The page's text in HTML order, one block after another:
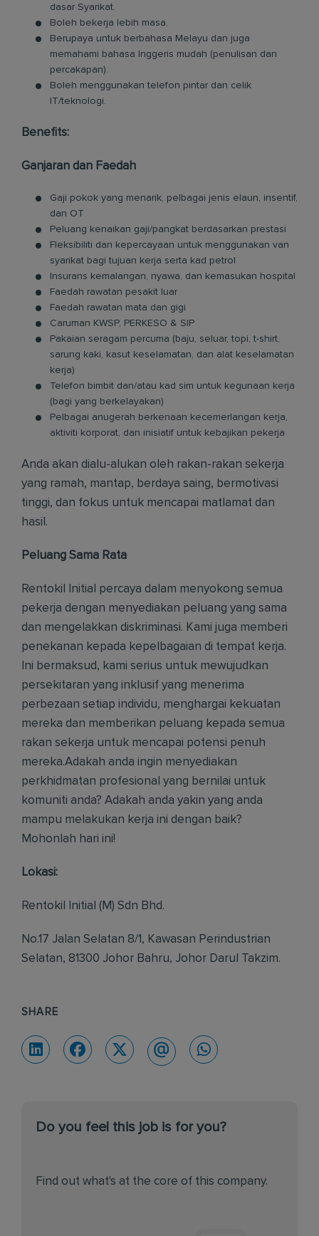
dasar Syarikat.
Boleh bekerja lebih masa.
Berupaya untuk berbahasa Melayu dan juga
memahami bahasa Inggeris mudah (penulisan dan
percakapan).
Boleh menggunakan telefon pintar dan celik
IT/teknologi.
Benefits:
Ganjaran dan Faedah
Gaji pokok yang menarik, pelbagai jenis elaun, insentif,
dan OT
Peluang kenaikan gaji/pangkat berdasarkan prestasi
Fleksibiliti dan kepercayaan untuk menggunakan van
syarikat bagi tujuan kerja serta kad petrol
Insurans kemalangan, nyawa, dan kemasukan hospital
Faedah rawatan pesakit luar
Faedah rawatan mata dan gigi
Caruman KWSP, PERKESO & SIP
Pakaian seragam percuma (baju, seluar, topi, t-shirt,
sarung kaki, kasut keselamatan, dan alat keselamatan
kerja)
Telefon bimbit dan/atau kad sim untuk kegunaan kerja
(bagi yang berkelayakan)
Pelbagai anugerah berkenaan kecemerlangan kerja,
aktiviti korporat, dan inisiatif untuk kebajikan pekerja
Anda akan dialu-alukan oleh rakan-rakan sekerja
yang ramah, mantap, berdaya saing, bermotivasi
tinggi, dan fokus untuk mencapai matlamat dan
hasil.
Peluang Sama Rata
Rentokil Initial percaya dalam menyokong semua
pekerja dengan menyediakan peluang yang sama
dan mengelakkan diskriminasi. Kami juga memberi
penekanan kepada kepelbagaian di tempat kerja.
Ini bermaksud, kami serius untuk mewujudkan
persekitaran yang inklusif yang menerima
perbezaan setiap individu, menghargai kekuatan
mereka dan memberikan peluang kepada semua
rakan sekerja untuk mencapai potensi penuh
mereka.Adakah anda ingin menyediakan
perkhidmatan profesional yang bernilai untuk
komuniti anda? Adakah anda yakin yang anda
mampu melakukan kerja ini dengan baik?
Mohonlah hari ini!
Lokasi:
Rentokil Initial (M) Sdn Bhd.
No.17 Jalan Selatan 8/1, Kawasan Perindustrian
Selatan, 81300 Johor Bahru, Johor Darul Takzim.
SHARE
Do you feel this job is for you?
Find out what's at the core of this company.